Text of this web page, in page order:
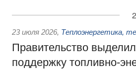
23 июля 2026, Теплоэнергетика,
Правительство
поддержку топливно-